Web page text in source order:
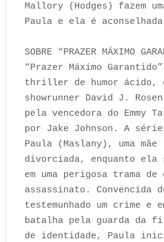
Mallory (Hodges) fazem
Paula e ela é
SOBRE “PRAZER MÁXIMO
“Prazer Máximo
thriller de humor ácido,
showrunner David J.
pela vencedora do Emmy
por Jake Johnson. A série
Paula (Maslany), uma mãe
divorciada, enquanto ela
em uma perigosa trama de
assassinato. Convencida
testemunhado um crime e
batalha pela guarda da
de identidade, Paula